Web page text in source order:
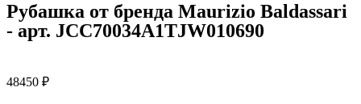
Рубашка от бренда Maurizio Baldassari
- арт. JCC70034A1TJW010690
48450 ₽